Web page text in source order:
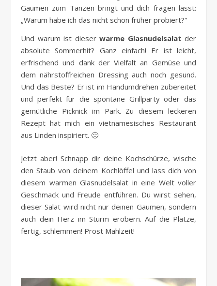
Gaumen zum Tanzen bringt und dich fragen lässt:
„Warum habe ich das nicht schon früher probiert?“
Und warum ist dieser warme Glasnudelsalat der
absolute Sommerhit? Ganz einfach! Er ist leicht,
erfrischend und dank der Vielfalt an Gemüse und
dem nährstoffreichen Dressing auch noch gesund.
Und das Beste? Er ist im Handumdrehen zubereitet
und perfekt für die spontane Grillparty oder das
gemütliche Picknick im Park. Zu diesem leckeren
Rezept hat mich ein vietnamesisches Restaurant
aus Linden inspiriert. 🙂
Jetzt aber! Schnapp dir deine Kochschürze, wische
den Staub von deinem Kochlöffel und lass dich von
diesem warmen Glasnudelsalat in eine Welt voller
Geschmack und Freude entführen. Du wirst sehen,
dieser Salat wird nicht nur deinen Gaumen, sondern
auch dein Herz im Sturm erobern. Auf die Plätze,
fertig, schlemmen! Prost Mahlzeit!